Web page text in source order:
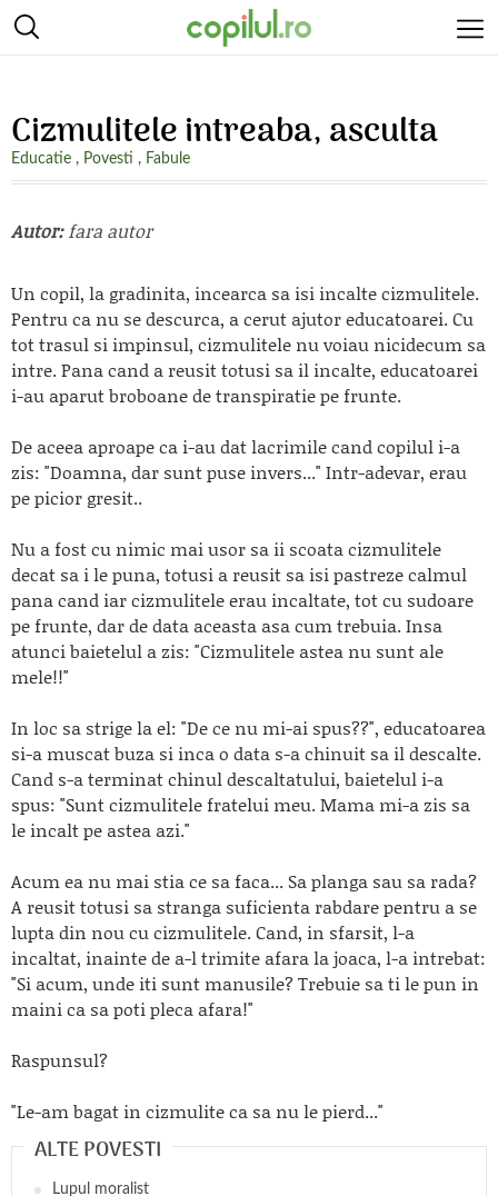
Cizmulitele intreaba, asculta
Educatie , Povesti , Fabule
Autor:fara autor
Un copil, la gradinita, incearca sa isi incalte cizmulitele.
Pentru ca nu se descurca, a cerut ajutor educatoarei. Cu
tot trasul si impinsul, cizmulitele nu voiau nicidecum sa
intre. Pana cand a reusit totusi sa il incalte, educatoarei
i-au aparut broboane de transpiratie pe frunte.
De aceea aproape ca i-au dat lacrimile cand copilul i-a
zis: "Doamna, dar sunt puse invers..." Intr-adevar, erau
pe picior gresit..
Nu a fost cu nimic mai usor sa ii scoata cizmulitele
decat sa i le puna, totusi a reusit sa isi pastreze calmul
pana cand iar cizmulitele erau incaltate, tot cu sudoare
pe frunte, dar de data aceasta asa cum trebuia. Insa
atunci baietelul a zis: "Cizmulitele astea nu sunt ale
mele!!"
In loc sa strige la el: "De ce nu mi-ai spus??", educatoarea
si-a muscat buza si inca o data s-a chinuit sa il descalte.
Cand s-a terminat chinul descaltatului, baietelul i-a
spus: "Sunt cizmulitele fratelui meu. Mama mi-a zis sa
le incalt pe astea azi."
Acum ea nu mai stia ce sa faca... Sa planga sau sa rada?
A reusit totusi sa stranga suficienta rabdare pentru a se
lupta din nou cu cizmulitele. Cand, in sfarsit, l-a
incaltat, inainte de a-l trimite afara la joaca, l-a intrebat:
"Si acum, unde iti sunt manusile? Trebuie sa ti le pun in
maini ca sa poti pleca afara!"
Raspunsul?
"Le-am bagat in cizmulite ca sa nu le pierd..."
ALTE POVESTI
Lupul moralist